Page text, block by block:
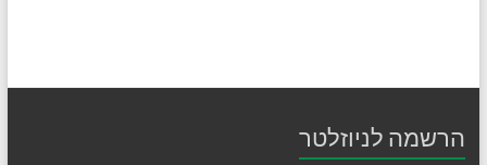
הרשמה לניוזלטר